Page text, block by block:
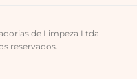
de Limpeza Ltda
reservados.